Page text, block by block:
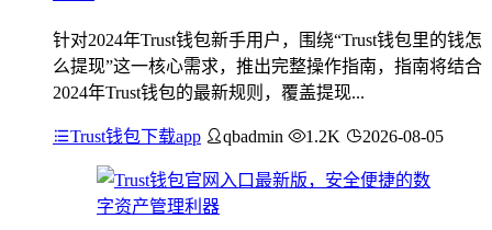
针对2024年Trust钱包新手用户，围绕“Trust钱包里的钱怎
么提现”这一核心需求，推出完整操作指南，指南将结合
2024年Trust钱包的最新规则，覆盖提现...
Trust钱包下载app qbadmin 1.2K 2026-08-05